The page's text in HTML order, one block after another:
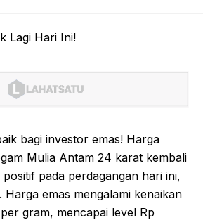
bagi investor emas! Harga
Mulia Antam 24 karat kembali
pada perdagangan hari ini,
Harga emas mengalami kenaikan
gram, mencapai level Rp